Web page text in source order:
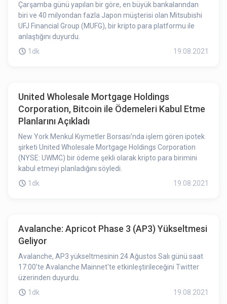
Çarşamba günü yapılan bir göre, en büyük bankalarından
biri ve 40 milyondan fazla Japon müşterisi olan Mitsubishi
UFJ Financial Group (MUFG), bir kripto para platformu ile
anlaştığını duyurdu.
1dk
19.08.2021
United Wholesale Mortgage Holdings
Corporation, Bitcoin ile Ödemeleri Kabul Etme
Planlarını Açıkladı
New York Menkul Kıymetler Borsası’nda işlem gören ipotek
şirketi United Wholesale Mortgage Holdings Corporation
(NYSE: UWMC) bir ödeme şekli olarak kripto para birimini
kabul etmeyi planladığını söyledi.
1dk
19.08.2021
Avalanche: Apricot Phase 3 (AP3) Yükseltmesi
Geliyor
Avalanche, AP3 yükseltmesinin 24 Ağustos Salı günü saat
17:00’te Avalanche Mainnet'te etkinleştirileceğini Twitter
üzerinden duyurdu.
1dk
19.08.2021